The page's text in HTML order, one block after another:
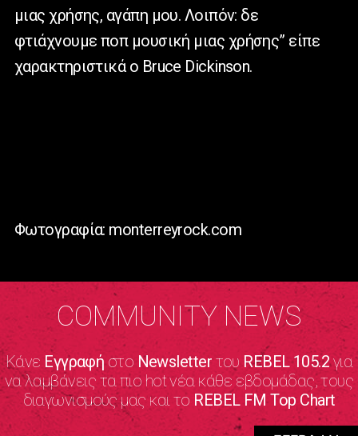
μιας χρήσης, αγάπη μου. Λοιπόν: δε
φτιάχνουμε ποπ μουσική μιας χρήσης” είπε
χαρακτηριστικά ο Bruce Dickinson.
Φωτογραφία: monterreyrock.com
COMMUNITY NEWS
Κάνε Εγγραφήστο NewsletterτουREBEL 105.2για
να λαμβάνεις τα πιο hot νέα κάθε εβδομάδας, τους
διαγωνισμούς μας και το REBEL FM Top Chart